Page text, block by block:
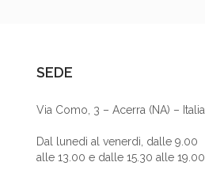
SEDE
Via Como, 3 – Acerra (NA) – Italia
Dal lunedì al venerdì, dalle 9.00
alle 13.00 e dalle 15.30 alle 19.00